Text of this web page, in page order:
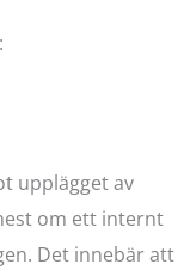
upplägget av
om ett internt
Det innebär att